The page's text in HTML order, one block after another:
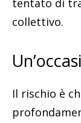
tentato di
collettivo.
Il rischio è